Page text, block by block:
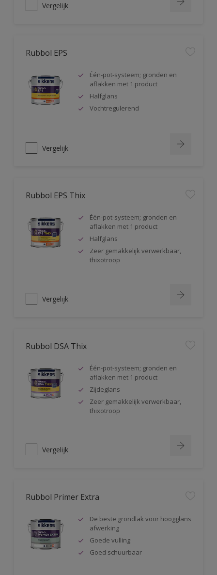
Vergelijk
Rubbol EPS
Één-pot-systeem; gronden en
aflakken met 1 product
Halfglans
Vochtregulerend
Vergelijk
Rubbol EPS Thix
Één-pot-systeem; gronden en
aflakken met 1 product
Halfglans
Zeer gemakkelijk verwerkbaar,
thixotroop
Vergelijk
Rubbol DSA Thix
Één-pot-systeem; gronden en
aflakken met 1 product
Zijdeglans
Zeer gemakkelijk verwerkbaar,
thixotroop
Vergelijk
Rubbol Primer Extra
De beste grondlak voor hoogglans
afwerking
Goede vulling
Goed schuurbaar